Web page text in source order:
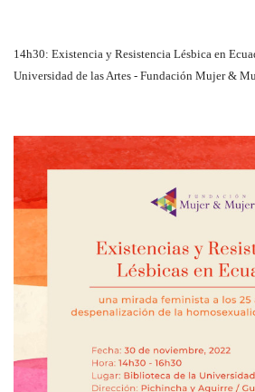
14h30: Existencia y Resistencia Lésbica en
Universidad de las Artes - Fundación Mujer &